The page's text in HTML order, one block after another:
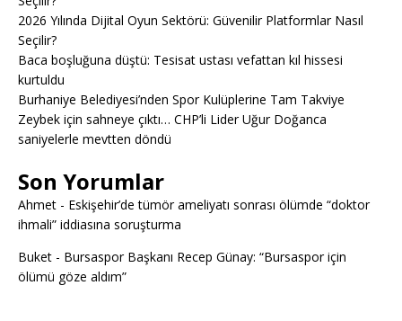
2026 Yılında Dijital Oyun Sektörü: Güvenilir Platformlar Nasıl
Seçilir?
Baca boşluğuna düştü: Tesisat ustası vefattan kıl hissesi
kurtuldu
Burhaniye Belediyesi’nden Spor Kulüplerine Tam Takviye
Zeybek için sahneye çıktı… CHP’li Lider Uğur Doğanca
saniyelerle mevtten döndü
Son Yorumlar
Ahmet - Eskişehir’de tümör ameliyatı sonrası ölümde “doktor
ihmali” iddiasına soruşturma
Buket - Bursaspor Başkanı Recep Günay: “Bursaspor için
ölümü göze aldım”